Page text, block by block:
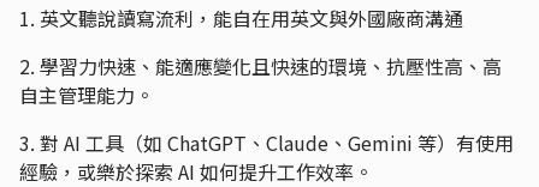
1. 英文聽說讀寫流利，能自在用英文與外國廠商溝通
2. 學習力快速、能適應變化且快速的環境、抗壓性高、高
自主管理能力。
3. 對 AI 工具（如 ChatGPT、Claude、Gemini 等）有使用
經驗，或樂於探索 AI 如何提升工作效率。